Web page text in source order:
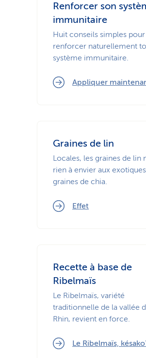
r
v
i
c
e
Renforcer son
immunitaire
Huit conseils simples pour
renforcer naturellement
système immunitaire.
Appliquer
Graines de lin
Locales, les graines de lin
rien à envier aux exotiques
graines de chia.
Effet
Recette à base de
Ribelmaïs
Le Ribelmaïs, variété
traditionnelle de la vallée
Rhin, revient en force.
Le Ribelmaïs,